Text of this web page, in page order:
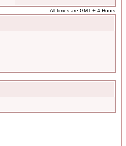
All times are GMT + 4 Hours